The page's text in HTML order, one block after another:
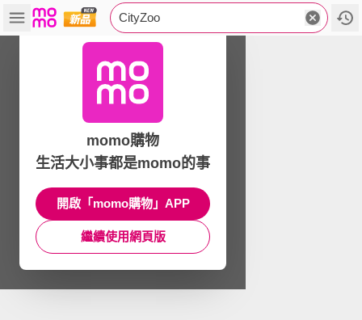
CityZoo
momo購物
生活大小事都是momo的事
開啟「momo購物」APP
繼續使用網頁版